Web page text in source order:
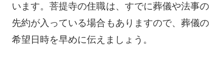
います。菩提寺の住職は、すでに葬儀や法事の
先約が入っている場合もありますので、葬儀の
希望日時を早めに伝えましょう。